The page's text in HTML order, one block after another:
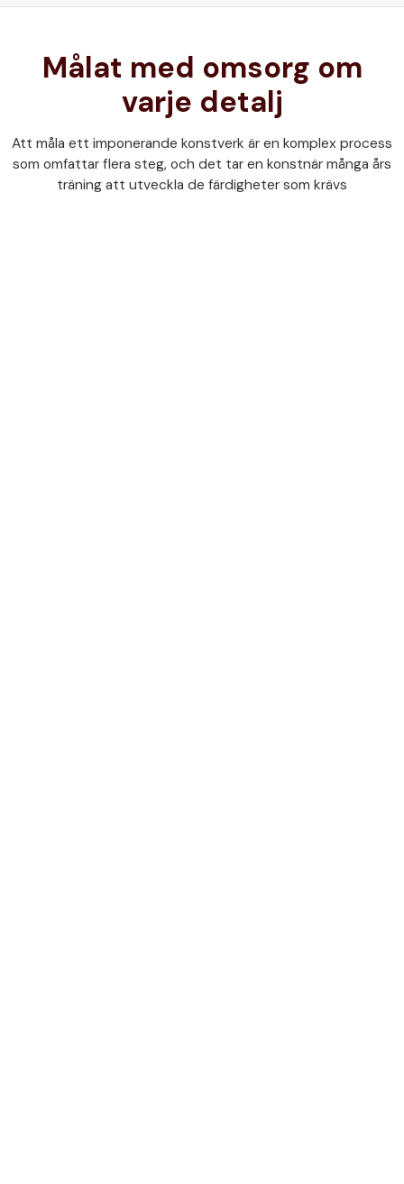
Målat med omsorg om
varje detalj
Att måla ett imponerande konstverk är en komplex process
som omfattar flera steg, och det tar en konstnär många års
träning att utveckla de färdigheter som krävs